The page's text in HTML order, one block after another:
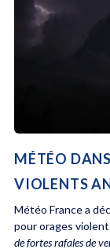
MÉTÉO
VIOLENTS
Météo France a
pour orages
de fortes rafales de